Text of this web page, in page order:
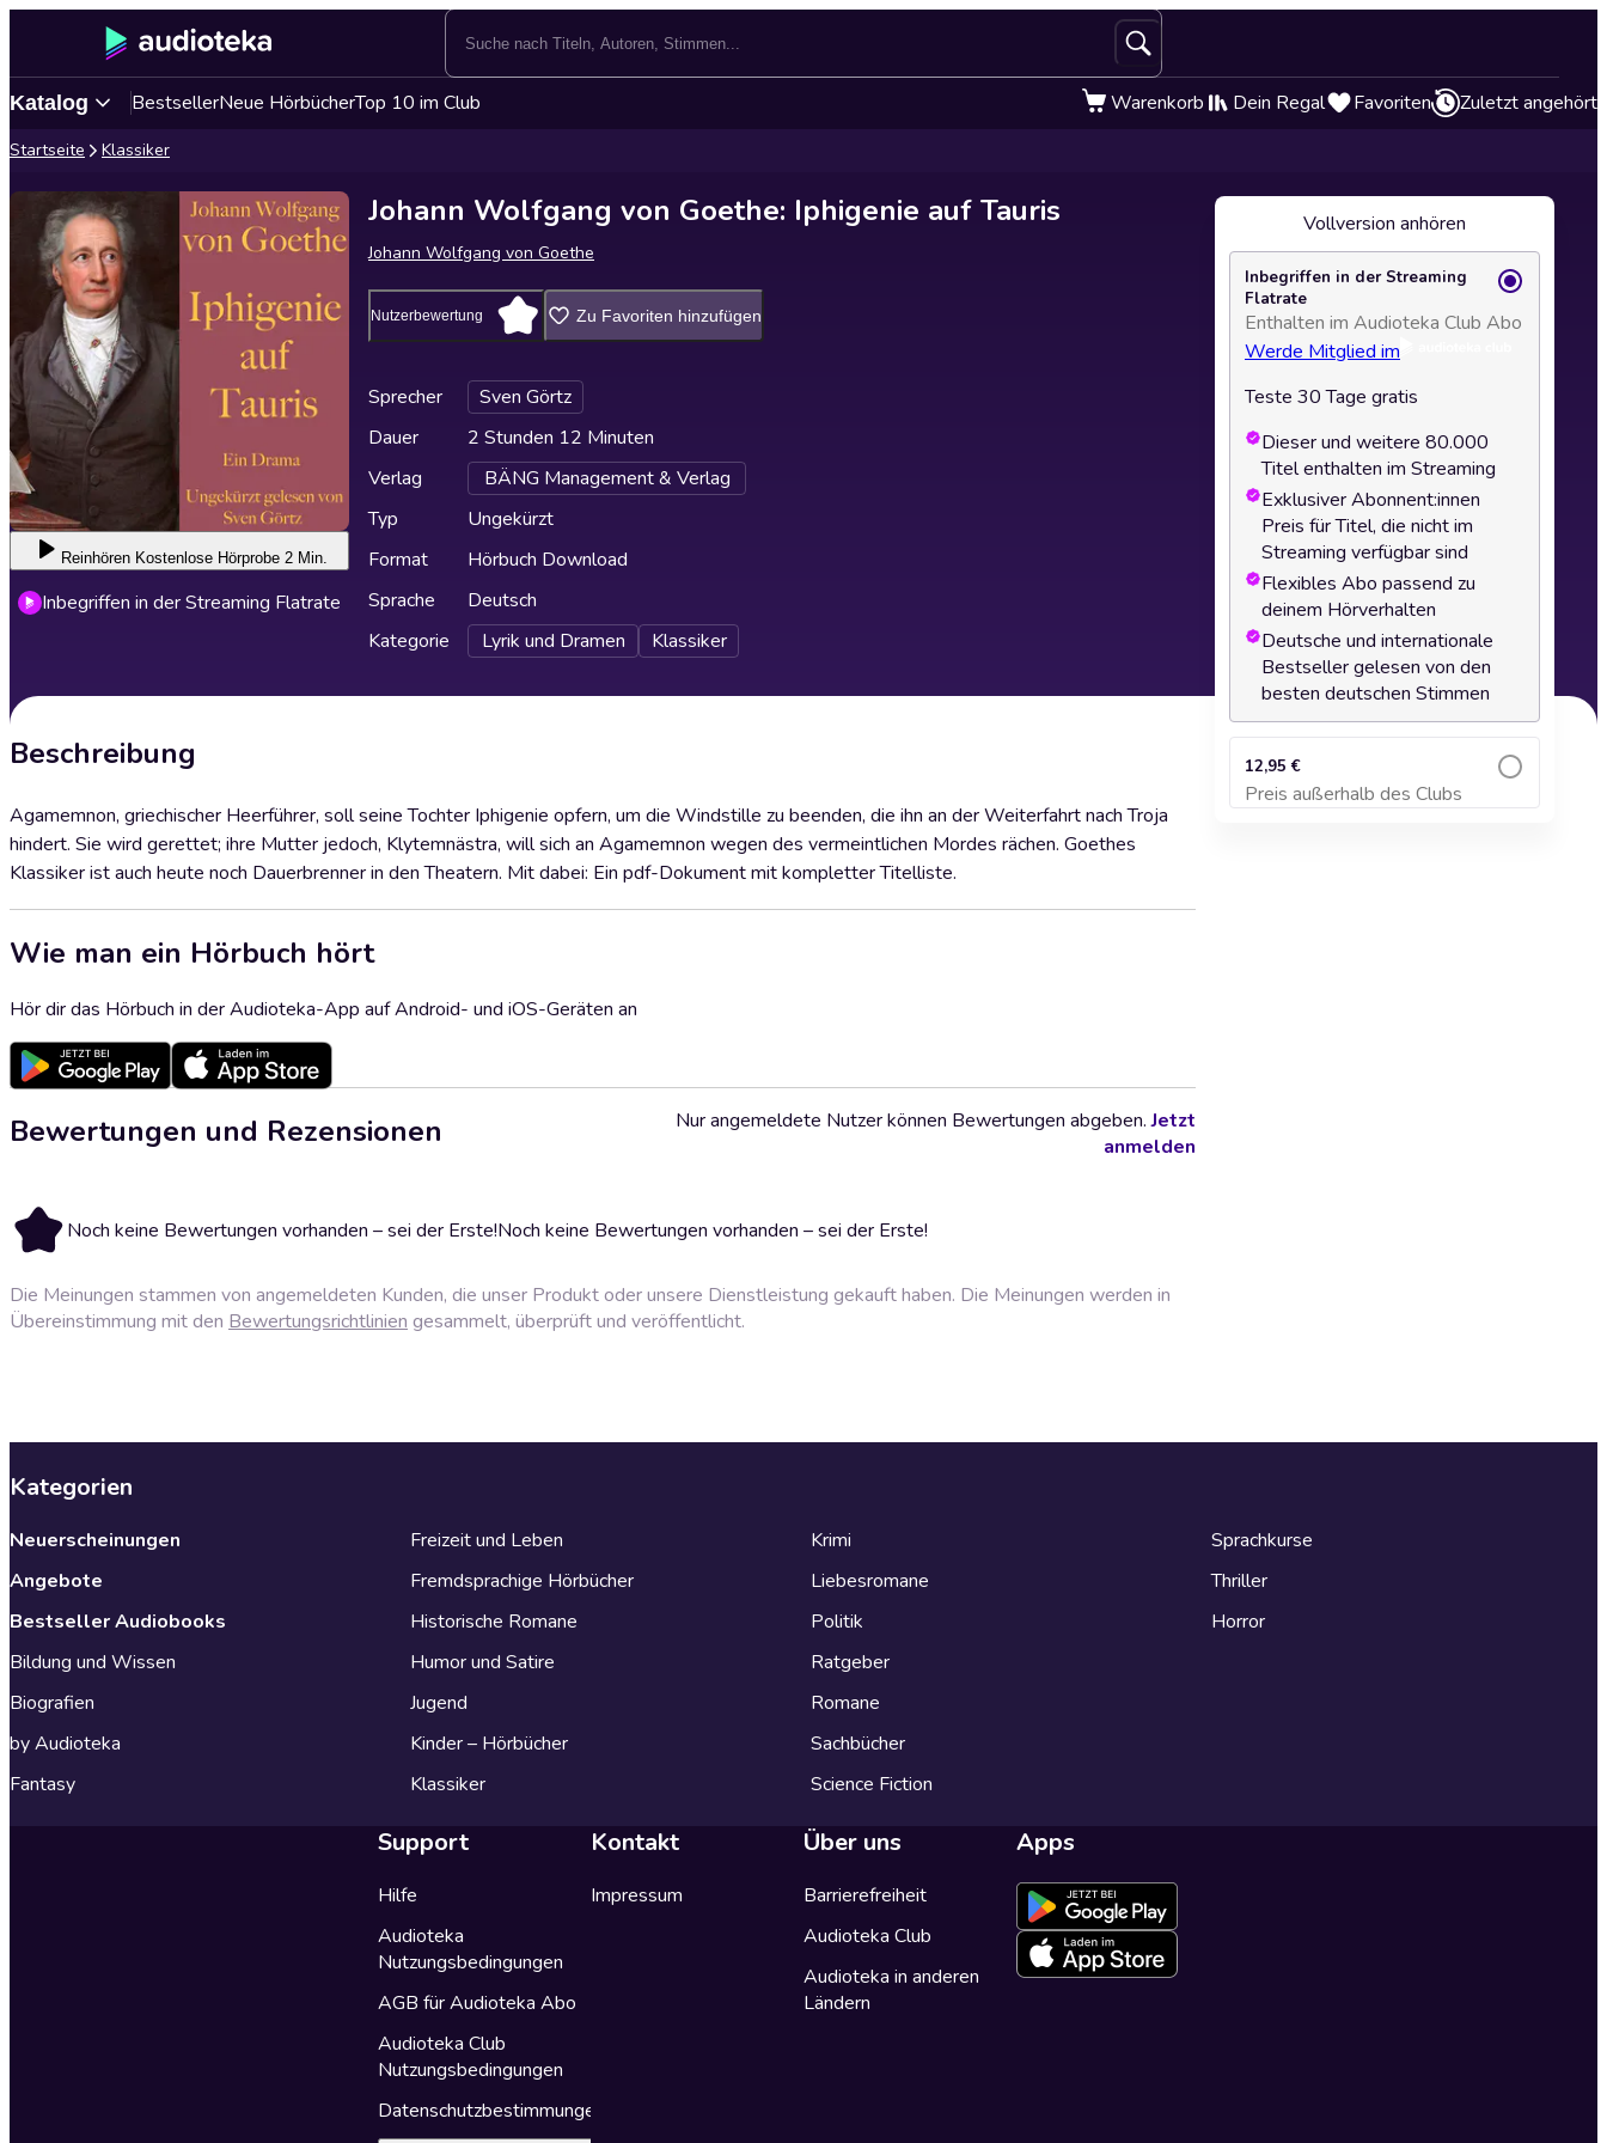
Katalog BestsellerNeue HörbücherTop 10 im Club Warenkorb Dein Regal Favoriten Zuletzt angehört
Startseite Klassiker
Reinhören Kostenlose Hörprobe 2 Min.
Inbegriffen in der Streaming Flatrate
Johann Wolfgang von Goethe: Iphigenie auf Tauris
Johann Wolfgang von Goethe
Nutzerbewertung Zu Favoriten hinzufügen
Sprecher
Sven Görtz
Dauer
2 Stunden 12 Minuten
Verlag
BÄNG Management & Verlag
Typ
Ungekürzt
Format
Hörbuch Download
Sprache
Deutsch
Kategorie
Lyrik und Dramen Klassiker
Beschreibung
Agamemnon, griechischer Heerführer, soll seine Tochter Iphigenie opfern, um die Windstille zu beenden, die ihn an der Weiterfahrt nach Troja
hindert. Sie wird gerettet; ihre Mutter jedoch, Klytemnästra, will sich an Agamemnon wegen des vermeintlichen Mordes rächen. Goethes
Klassiker ist auch heute noch Dauerbrenner in den Theatern. Mit dabei: Ein pdf-Dokument mit kompletter Titelliste.
Wie man ein Hörbuch hört
Hör dir das Hörbuch in der Audioteka-App auf Android- und iOS-Geräten an
Bewertungen und Rezensionen
Noch keine Bewertungen vorhanden – sei der Erste!Noch keine Bewertungen vorhanden – sei der Erste!
Nur angemeldete Nutzer können Bewertungen abgeben.Jetzt
anmelden
Die Meinungen stammen von angemeldeten Kunden, die unser Produkt oder unsere Dienstleistung gekauft haben. Die Meinungen werden in
Übereinstimmung mit den Bewertungsrichtlinien gesammelt, überprüft und veröffentlicht.
Vollversion anhören
Inbegriffen in der Streaming
Flatrate
Enthalten im Audioteka Club Abo
Werde Mitglied im
Teste 30 Tage gratis
Dieser und weitere 80.000
Titel enthalten im Streaming
Exklusiver Abonnent:innen
Preis für Titel, die nicht im
Streaming verfügbar sind
Flexibles Abo passend zu
deinem Hörverhalten
Deutsche und internationale
Bestseller gelesen von den
besten deutschen Stimmen
12,95 €
Preis außerhalb des Clubs
Zum Warenkorb hinzufügen
Kategorien
Neuerscheinungen
Angebote
Bestseller Audiobooks
Bildung und Wissen
Biografien
by Audioteka
Fantasy
Freizeit und Leben
Fremdsprachige Hörbücher
Historische Romane
Humor und Satire
Jugend
Kinder – Hörbücher
Klassiker
Krimi
Liebesromane
Politik
Ratgeber
Romane
Sachbücher
Science Fiction
Sprachkurse
Thriller
Horror
Support
Hilfe
Audioteka
Nutzungsbedingungen
AGB für Audioteka Abo
Audioteka Club
Nutzungsbedingungen
Datenschutzbestimmungen
Kontakt
Impressum
Über uns
Barrierefreiheit
Audioteka Club
Audioteka in anderen
Ländern
Apps